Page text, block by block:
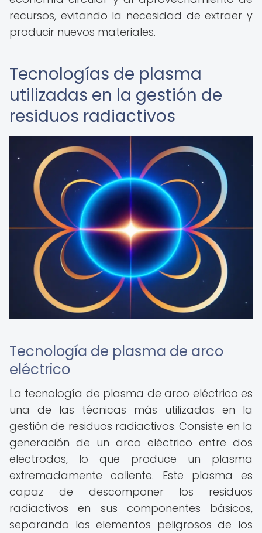
recursos, evitando la necesidad de extraer y
producir nuevos materiales.
Tecnologías de plasma
utilizadas en la gestión de
residuos radiactivos
Tecnología de plasma de arco
eléctrico
La tecnología de plasma de arco eléctrico es
una de las técnicas más utilizadas en la
gestión de residuos radiactivos. Consiste en la
generación de un arco eléctrico entre dos
electrodos, lo que produce un plasma
extremadamente caliente. Este plasma es
capaz de descomponer los residuos
radiactivos en sus componentes básicos,
separando los elementos peligrosos de los